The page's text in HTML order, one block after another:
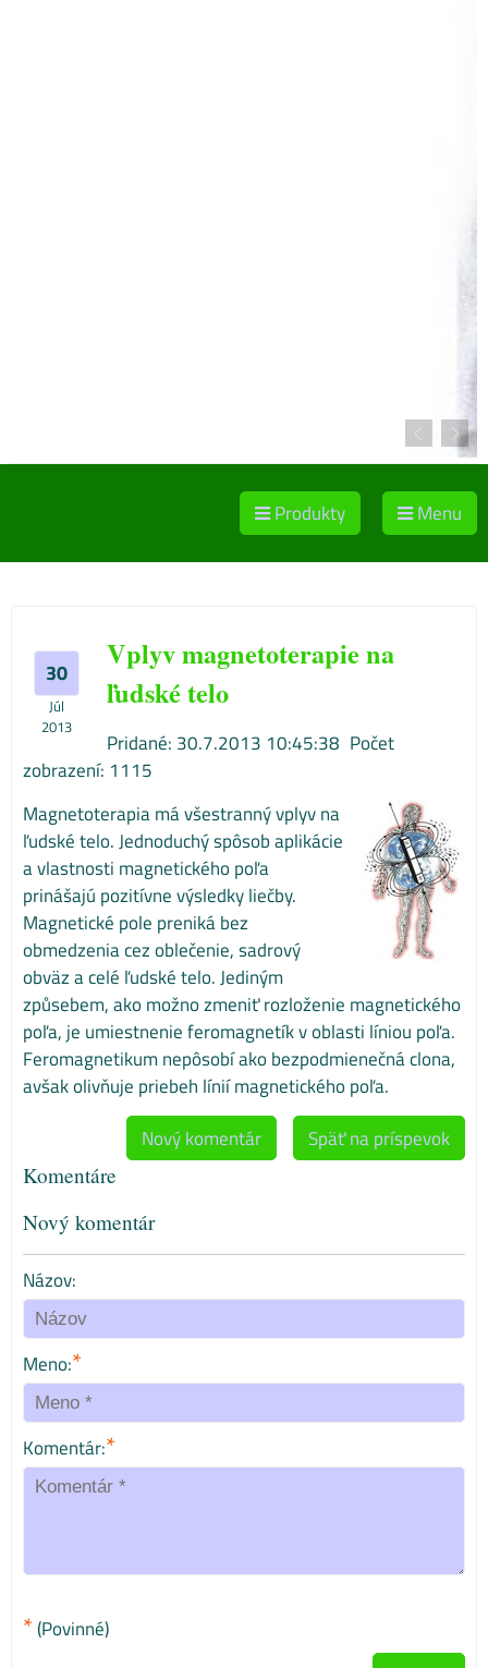
Produkty Menu
30
Júl
2013
Vplyv magnetoterapie na
ľudské telo
Pridané: 30.7.2013 10:45:38 Počet
zobrazení: 1115
Magnetoterapia má všestranný vplyv na
ľudské telo. Jednoduchý spôsob aplikácie
a vlastnosti magnetického poľa
prinášajú pozitívne výsledky liečby.
Magnetické pole preniká bez
obmedzenia cez oblečenie, sadrový
obväz a celé ľudské telo. Jediným
způsebem, ako možno zmeniť rozloženie magnetického
poľa, je umiestnenie feromagnetík v oblasti líniou poľa.
Feromagnetikum nepôsobí ako bezpodmienečná clona, ​​
avšak olivňuje priebeh línií magnetického poľa.
Späť na príspevok
Nový komentár
Komentáre
Nový komentár
Názov:
Meno:*
Komentár:*
*(Povinné)